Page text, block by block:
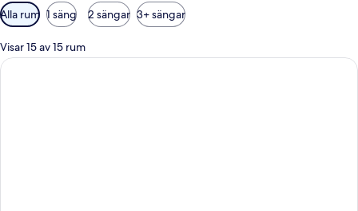
Tillgängliga
filter
för
rum
Alla rum 1 säng 2 sängar 3+ sängar
Visar 15 av 15 rum